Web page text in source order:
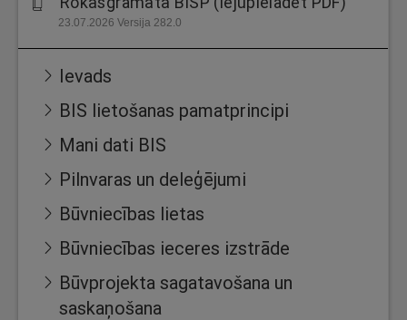
23.07.2026 Versija 282.0
Ievads
BIS lietošanas pamatprincipi
Mani dati BIS
Pilnvaras un deleģējumi
Būvniecības lietas
Būvniecības ieceres izstrāde
Būvprojekta sagatavošana un
saskaņošana